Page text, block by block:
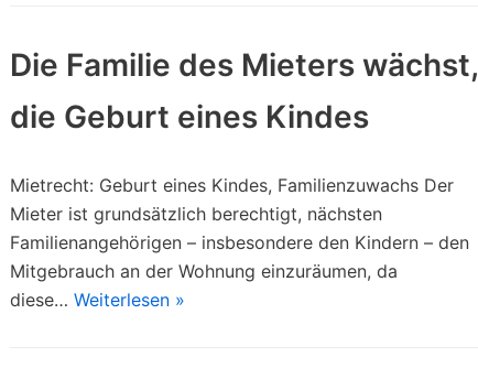
Die Familie des Mieters wächst,
die Geburt eines Kindes
Mietrecht: Geburt eines Kindes, Familienzuwachs Der
Mieter ist grundsätzlich berechtigt, nächsten
Familienangehörigen – insbesondere den Kindern – den
Mitgebrauch an der Wohnung einzuräumen, da
diese… Weiterlesen »